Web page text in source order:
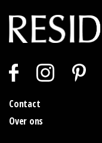
Contact
Over ons